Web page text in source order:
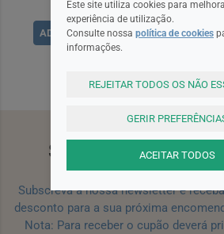
ADICIONAR
SUBSCREVA A
Subscreva a nossa newsletter e
desconto para a sua próxima
Nota: Para receber o cupão deverá
Este site utiliza cookies para
experiência de utilização.
Consulte nossa política de cookies
informações.
REJEITAR TODOS OS NÃO
GERIR
ACEITAR TODOS